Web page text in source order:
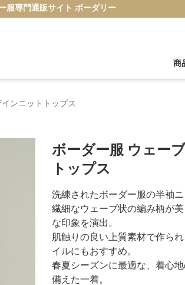
服専門通販サイト ボーダリー
商
ンニットトップス
ボーダー服 ウェー
トップス
洗練されたボーダー服の半袖ニ
繊細なウェーブ状の編み柄が
な印象を演出。
肌触りの良い上質素材で作ら
イルにもおすすめ。
春夏シーズンに最適な、着心
備えた一着。